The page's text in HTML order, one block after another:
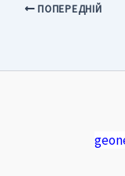
ПОПЕРЕДНІЙ